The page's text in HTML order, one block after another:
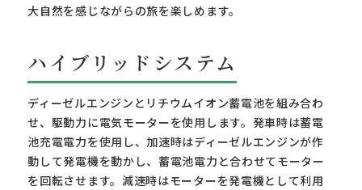
大自然を感じながらの旅を楽しめます。
ハイブリッドシステム
ディーゼルエンジンとリチウムイオン蓄電池を組み合わ
せ、駆動力に電気モーターを使用します。発車時は蓄電
池充電電力を使用し、加速時はディーゼルエンジンが作
動して発電機を動かし、蓄電池電力と合わせてモーター
を回転させます。減速時はモーターを発電機として利用